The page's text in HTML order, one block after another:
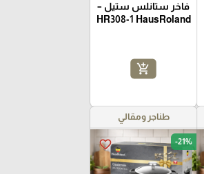
فاخر ستانلس ستيل –
HR308-1 HausRoland
add_shopping_cart
طناجر ومقالي
favorite_border -21%